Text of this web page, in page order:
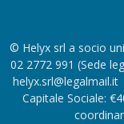
© Helyx srl a socio
02 2772 991 (Sede
Capitale Sociale: